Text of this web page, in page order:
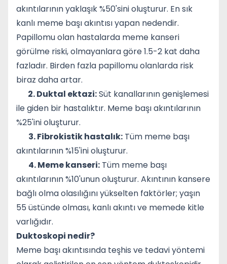
akıntılarının yaklaşık %50'sini oluşturur. En sık
kanlı meme başı akıntısı yapan nedendir.
Papillomu olan hastalarda meme kanseri
görülme riski, olmayanlara göre 1.5-2 kat daha
fazladır. Birden fazla papillomu olanlarda risk
biraz daha artar.
2. Duktal ektazi:Süt kanallarının genişlemesi
ile giden bir hastalıktır. Meme başı akıntılarının
%25'ini oluşturur.
3. Fibrokistik hastalık: Tüm meme başı
akıntılarının %15'ini oluşturur.
4. Meme kanseri: Tüm meme başı
akıntılarının %10'unun oluşturur. Akıntının kansere
bağlı olma olasılığını yükselten faktörler; yaşın
55 üstünde olması, kanlı akıntı ve memede kitle
varlığıdır.
Duktoskopi nedir?
Meme başı akıntısında teşhis ve tedavi yöntemi